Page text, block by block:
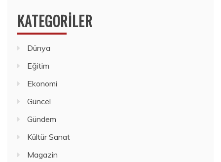
KATEGORILER
Dünya
Eğitim
Ekonomi
Güncel
Gündem
Kültür Sanat
Magazin